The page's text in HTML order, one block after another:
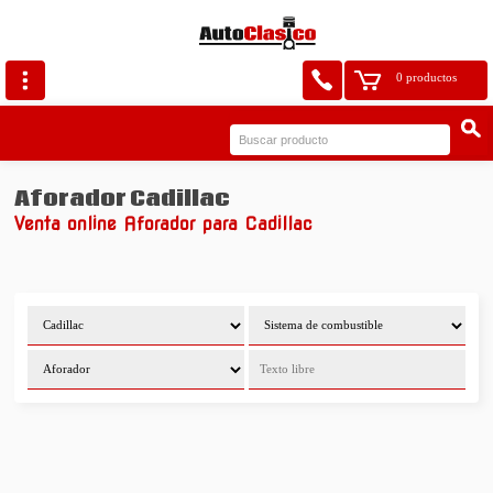
0 productos
Aforador Cadillac
Venta online Aforador para Cadillac